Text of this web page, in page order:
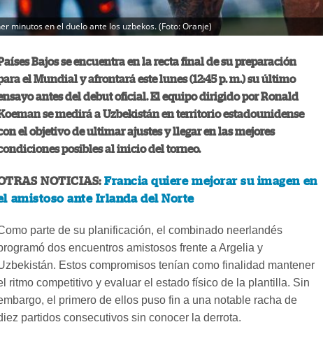
minutos en el duelo ante los uzbekos. (Foto: Oranje)
Bajos se encuentra en la recta final de su preparación
el Mundial y afrontará este lunes (12:45 p. m.) su último
antes del debut oficial. El equipo dirigido por Ronald
se medirá a Uzbekistán en territorio estadounidense
el objetivo de ultimar ajustes y llegar en las mejores
posibles al inicio del torneo.
NOTICIAS:Francia quiere mejorar su imagen en
amistoso ante Irlanda del Norte
parte de su planificación, el combinado neerlandés
dos encuentros amistosos frente a Argelia y
Estos compromisos tenían como finalidad mantener
ritmo competitivo y evaluar el estado físico de la plantilla. Sin
el primero de ellos puso fin a una notable racha de
partidos consecutivos sin conocer la derrota.